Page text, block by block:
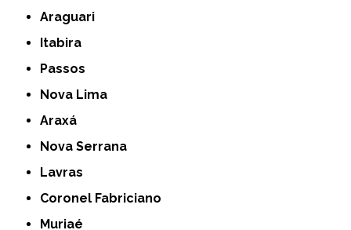
Araguari
Itabira
Passos
Nova Lima
Araxá
Nova Serrana
Lavras
Coronel Fabriciano
Muriaé